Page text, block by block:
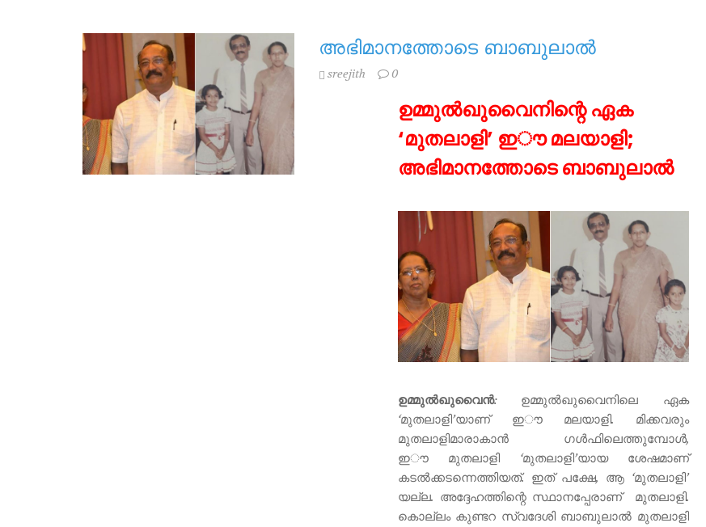
അഭിമാനത്തോടെ ബാബുലാൽ
sreejith 0
ഉമ്മുൽഖുവൈനിന്റെ ഏക
‘മുതലാളി’ ഇൗ മലയാളി;
അഭിമാനത്തോടെ ബാബുലാൽ
ഉമ്മുൽഖുവൈൻ: ഉമ്മുൽഖുവൈനിലെ ഏക
‘മുതലാളി’യാണ് ഇൗ മലയാളി. മിക്കവരും
മുതലാളിമാരാകാൻ ഗൾഫിലെത്തുമ്പോൾ,
ഇൗ മുതലാളി ‘മുതലാളി’യായ ശേഷമാണ്
കടൽക്കടന്നെത്തിയത്. ഇത് പക്ഷേ, ആ ‘മുതലാളി’
യല്ല. അദ്ദേഹത്തിന്റെ സ്ഥാനപ്പേരാണ് മുതലാളി.
കൊല്ലം കുണ്ടറ സ്വദേശി ബാബുലാൽ മുതലാളി